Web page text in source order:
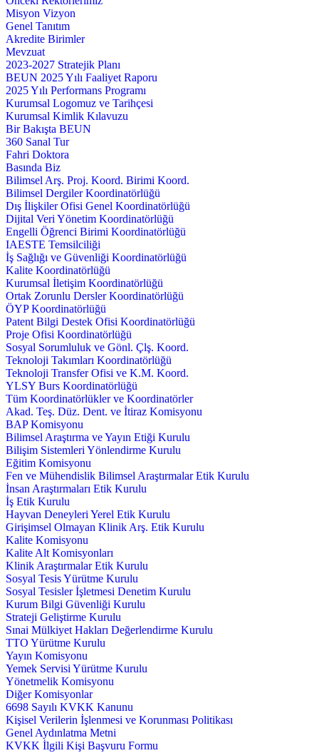
Misyon Vizyon
Genel Tanıtım
Akredite Birimler
Mevzuat
2023-2027 Stratejik Planı
BEUN 2025 Yılı Faaliyet Raporu
2025 Yılı Performans Programı
Kurumsal Logomuz ve Tarihçesi
Kurumsal Kimlik Kılavuzu
Bir Bakışta BEUN
360 Sanal Tur
Fahri Doktora
Basında Biz
Bilimsel Arş. Proj. Koord. Birimi Koord.
Bilimsel Dergiler Koordinatörlüğü
Dış İlişkiler Ofisi Genel Koordinatörlüğü
Dijital Veri Yönetim Koordinatörlüğü
Engelli Öğrenci Birimi Koordinatörlüğü
IAESTE Temsilciliği
İş Sağlığı ve Güvenliği Koordinatörlüğü
Kalite Koordinatörlüğü
Kurumsal İletişim Koordinatörlüğü
Ortak Zorunlu Dersler Koordinatörlüğü
ÖYP Koordinatörlüğü
Patent Bilgi Destek Ofisi Koordinatörlüğü
Proje Ofisi Koordinatörlüğü
Sosyal Sorumluluk ve Gönl. Çlş. Koord.
Teknoloji Takımları Koordinatörlüğü
Teknoloji Transfer Ofisi ve K.M. Koord.
YLSY Burs Koordinatörlüğü
Tüm Koordinatörlükler ve Koordinatörler
Akad. Teş. Düz. Dent. ve İtiraz Komisyonu
BAP Komisyonu
Bilimsel Araştırma ve Yayın Etiği Kurulu
Bilişim Sistemleri Yönlendirme Kurulu
Eğitim Komisyonu
Fen ve Mühendislik Bilimsel Araştırmalar Etik Kurulu
İnsan Araştırmaları Etik Kurulu
İş Etik Kurulu
Hayvan Deneyleri Yerel Etik Kurulu
Girişimsel Olmayan Klinik Arş. Etik Kurulu
Kalite Komisyonu
Kalite Alt Komisyonları
Klinik Araştırmalar Etik Kurulu
Sosyal Tesis Yürütme Kurulu
Sosyal Tesisler İşletmesi Denetim Kurulu
Kurum Bilgi Güvenliği Kurulu
Strateji Geliştirme Kurulu
Sınai Mülkiyet Hakları Değerlendirme Kurulu
TTO Yürütme Kurulu
Yayın Komisyonu
Yemek Servisi Yürütme Kurulu
Yönetmelik Komisyonu
Diğer Komisyonlar
6698 Sayılı KVKK Kanunu
Kişisel Verilerin İşlenmesi ve Korunması Politikası
Genel Aydınlatma Metni
KVKK İlgili Kişi Başvuru Formu